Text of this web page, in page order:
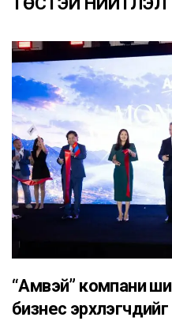
“Амвэй” компани
бизнес